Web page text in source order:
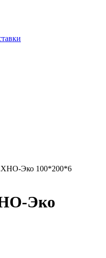
Эко 100*200*6
Эко